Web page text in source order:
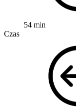
54 min
Czas